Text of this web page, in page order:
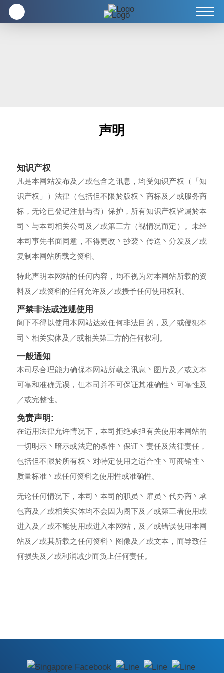
企业 全方位健康养生 客服中心
声明
知识产权
凡是本网站发布及／或包含之讯息，均受知识产权（「知
识产权」）法律（包括但不限於版权丶商标及／或服务商
标，无论已登记注册与否）保护，所有知识产权皆属於本
司丶与本司相关公司及／或第三方（视情况而定）。未经
本司事先书面同意，不得更改丶抄袭丶传送丶分发及／或
复制本网站所载之资料。
特此声明本网站的任何内容，均不视为对本网站所载的资
料及／或资料的任何允许及／或授予任何使用权利。
严禁非法或违规使用
阁下不得以使用本网站达致任何非法目的，及／或侵犯本
司丶相关实体及／或相关第三方的任何权利。
一般通知
本司尽合理能力确保本网站所载之讯息丶图片及／或文本
可靠和准确无误，但本司并不可保证其准确性丶可靠性及
／或完整性。
免责声明:
在适用法律允许情况下，本司拒绝承担有关使用本网站的
一切明示丶暗示或法定的条件丶保证丶责任及法律责任，
包括但不限於所有权丶对特定使用之适合性丶可商销性丶
质量标准丶或任何资料之使用性或准确性。
无论任何情况下，本司丶本司的职员丶雇员丶代办商丶承
包商及／或相关实体均不会因为阁下及／或第三者使用或
进入及／或不能使用或进入本网站，及／或错误使用本网
站及／或其所载之任何资料丶图像及／或文本，而导致任
何损失及／或利润减少而负上任何责任。